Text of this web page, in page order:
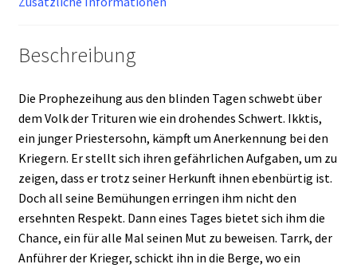
Beschreibung
Die Prophezeihung aus den blinden Tagen schwebt über
dem Volk der Trituren wie ein drohendes Schwert. Ikktis,
ein junger Priestersohn, kämpft um Anerkennung bei den
Kriegern. Er stellt sich ihren gefährlichen Aufgaben, um zu
zeigen, dass er trotz seiner Herkunft ihnen ebenbürtig ist.
Doch all seine Bemühungen erringen ihm nicht den
ersehnten Respekt. Dann eines Tages bietet sich ihm die
Chance, ein für alle Mal seinen Mut zu beweisen. Tarrk, der
Anführer der Krieger, schickt ihn in die Berge, wo ein